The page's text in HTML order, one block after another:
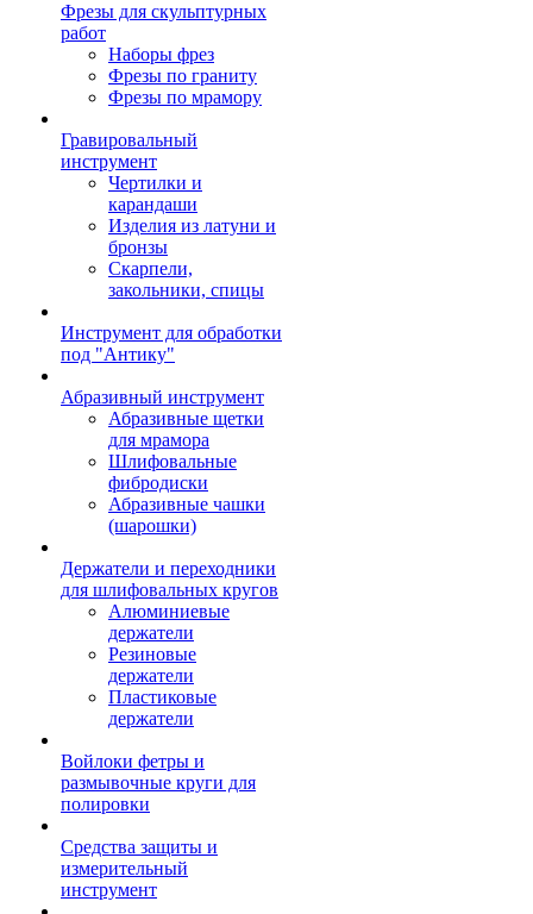
Фрезы для скульптурных
работ
Наборы фрез
Фрезы по граниту
Фрезы по мрамору
Гравировальный
инструмент
Чертилки и
карандаши
Изделия из латуни и
бронзы
Скарпели,
закольники, спицы
Инструмент для обработки
под "Антику"
Абразивный инструмент
Абразивные щетки
для мрамора
Шлифовальные
фибродиски
Абразивные чашки
(шарошки)
Держатели и переходники
для шлифовальных кругов
Алюминиевые
держатели
Резиновые
держатели
Пластиковые
держатели
Войлоки фетры и
размывочные круги для
полировки
Средства защиты и
измерительный
инструмент